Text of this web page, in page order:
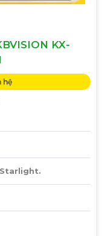
KX-
hệ
Starlight.